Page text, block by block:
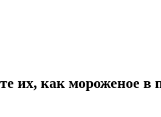
их, как мороженое в